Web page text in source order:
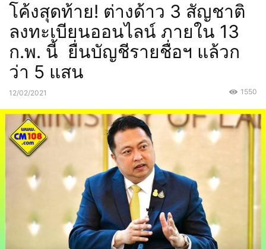
โค้งสุดท้าย! ต่างด้าว 3 สัญชาติ
ลงทะเบียนออนไลน์ ภายใน 13
ก.พ. นี้ ยื่นบัญชีรายชื่อฯ แล้วก
ว่า 5 แสน
12/02/2021 1550